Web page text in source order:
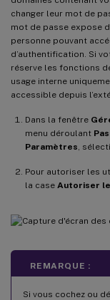
changer leur mot de
mot de passe expose
personne pouvant
d’authentification. Si
réserve les fonctions
usage interne
accessible depuis
Dans la fenêtre
menu déroulant
Paramètres ,
Pour autoriser les
la case Autoriser
REMARQUE :
Si vous cochez ou